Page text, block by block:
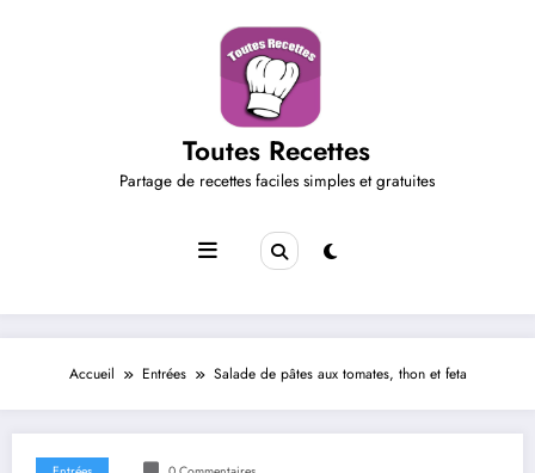
Toutes Recettes
Partage de recettes faciles simples et gratuites
Accueil Entrées Salade de pâtes aux tomates, thon et feta